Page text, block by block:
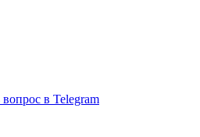
вопрос в Telegram